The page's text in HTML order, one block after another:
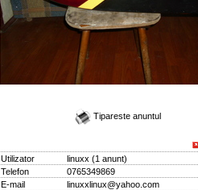
Tipareste anuntul
Utilizator linuxx (1 anunt)
Telefon
0765349869
E-mail
linuxxlinux@yahoo.com